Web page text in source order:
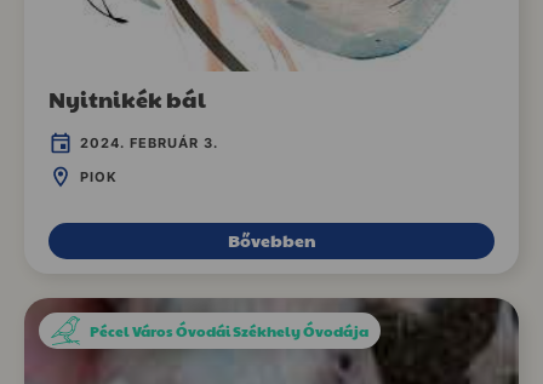
Nyitnikék bál
2024. FEBRUÁR 3.
PIOK
Bővebben
Pécel Város Óvodái Székhely Óvodája